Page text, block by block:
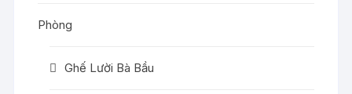
Phòng
Ghế Lười Bà Bầu